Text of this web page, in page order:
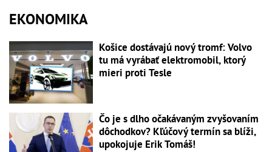
EKONOMIKA
Košice dostávajú nový tromf: Volvo
tu má vyrábať elektromobil, ktorý
mieri proti Tesle
Čo je s dlho očakávaným zvyšovaním
dôchodkov? Kľúčový termín sa blíži,
upokojuje Erik Tomáš!